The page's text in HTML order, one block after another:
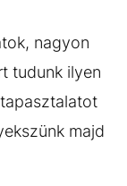
nagyon
tudunk ilyen
majd